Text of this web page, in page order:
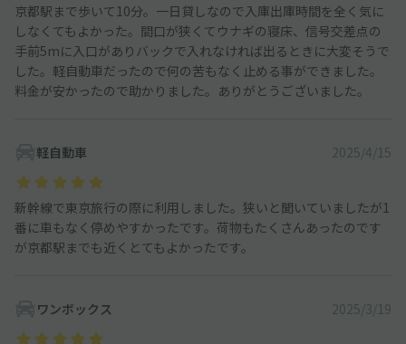
京都駅まで歩いて10分。一日貸しなので入庫出庫時間を全く気に
しなくてもよかった。間口が狭くてウナギの寝床、信号交差点の
手前5mに入口がありバックで入れなければ出るときに大変そうで
した。軽自動車だったので何の苦もなく止める事ができました。
料金が安かったので助かりました。ありがとうございました。
軽自動車 2025/4/15
新幹線で東京旅行の際に利用しました。狭いと聞いていましたが1
番に車もなく停めやすかったです。荷物もたくさんあったのです
が京都駅までも近くとてもよかったです。
ワンボックス 2025/3/19